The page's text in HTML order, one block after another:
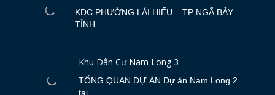
KDC PHƯỜNG LÁI HIẾU – TP NGÃ BẢY –
TỈNH…
Khu Dân Cư Nam Long 3
TỔNG QUAN DỰ ÁN Dự án Nam Long 2
tại…